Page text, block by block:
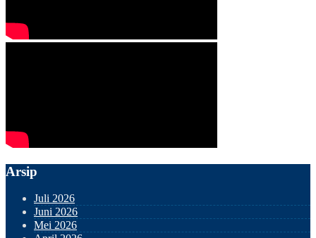
Arsip
Juli 2026
Juni 2026
Mei 2026